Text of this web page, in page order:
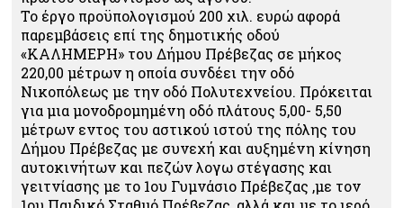
Το έργο προϋπολογισμού 200 χιλ. ευρώ αφορά
παρεμβάσεις επί της δημοτικής οδού
«ΚΑΛΗΜΕΡΗ» του Δήμου Πρέβεζας σε μήκος
220,00 μέτρων η οποία συνδέει την οδό
Νικοπόλεως με την οδό Πολυτεχνείου. Πρόκειται
για μια μονοδρομημένη οδό πλάτους 5,00- 5,50
μέτρων εντος του αστικού ιστού της πόλης του
Δήμου Πρέβεζας με συνεχή και αυξημένη κίνηση
αυτοκινήτων και πεζών λογω στέγασης και
γειτνίασης με το 1ου Γυμνάσιο Πρέβεζας ,με τον